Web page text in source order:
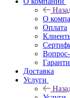
О
Оплата
Доставка
Услуги